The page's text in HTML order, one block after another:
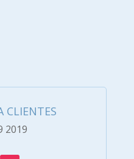
CLIENTES
2019